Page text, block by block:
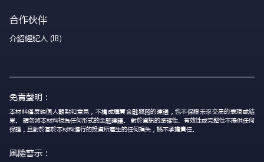
合作伙伴
介紹經紀人 (IB)
免責聲明：
本材料僅反映個人觀點和意見，不構成購買金融服務的建議，也不保證未來交易的表現或結
果。 請勿將本材料視為任何形式的金融建議。 對於資訊的準確性、有效性或完整性不提供任何
保證，且對於基於本材料進行的投資所產生的任何損失，概不承擔責任。
風險警示：